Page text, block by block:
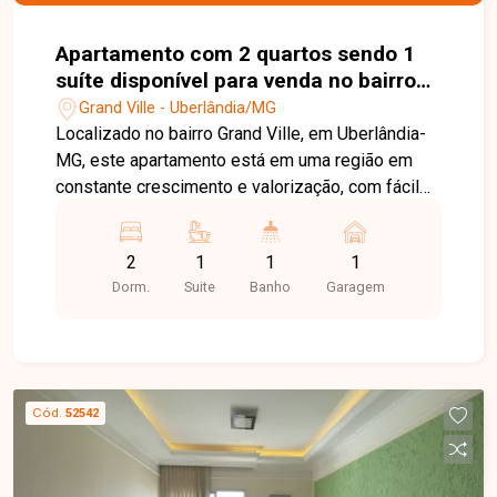
Apartamento com 2 quartos sendo 1
suíte disponível para venda no bairro
Grand Ville em Uberlândia-MG
Grand Ville - Uberlândia/MG
Localizado no bairro Grand Ville, em Uberlândia-
MG, este apartamento está em uma região em
constante crescimento e valorização, com fácil
supermercados, escolas, farmácias, comércios e
diversos serviços, proporcionando praticidade,
segurança e qualidade de vida. O imóvel possui
sacada com tela de proteção, janela da sala
também equipada com tela de proteção e 01
vaga de garagem. Os ambientes são bem
distribuídos, oferecendo conforto e
2
Dorm.
1
Suite
1
Banho
1
Garagem
Cód. 52542